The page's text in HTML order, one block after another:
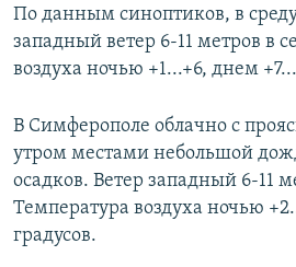
ПРОПАВШИЕ БЕЗ ВЕСТИ
ПОБЕДИТЕЛЕЙ НЕ СУДЯТ?
КРЫМ.НЕПОКОРЕННЫЙ
ELIFBE
УКРАИНСКАЯ ПРОБЛЕМА КРЫМА
Qırımtatar
ПРИСОЕДИНЯЙТЕСЬ!
Все сайты RFE/RL
По данным синоптиков, в
западный ветер 6-11 метров в
воздуха ночью +1...+6, днем
В Симферополе облачно с
утром местами небольшой
осадков. Ветер западный 6-11
Температура воздуха ночью
градусов.